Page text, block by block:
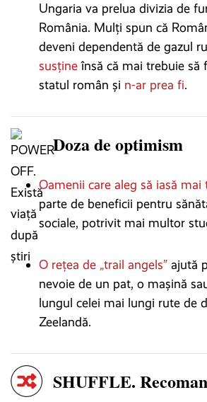
Ungaria va prelua divizia de
România. Mulți spun că
deveni dependentă de gazul
susțineînsă că mai trebuie să
statul român și n-ar prea fi.
Doza de optimism
Oamenii care aleg să iasă mai
parte de beneficii pentru
sociale, potrivit mai multor
O rețea de „trail angels” ajută
nevoie de un pat, o mașină
lungul celei mai lungi rute de
Zeelandă.
SHUFFLE.